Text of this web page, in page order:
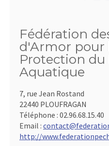
Fédération
d'Armor pour
Protection du
Aquatique
7, rue Jean Rostand
22440 PLOUFRAGAN
Téléphone : 02.96.68.15.40
Email :
http://